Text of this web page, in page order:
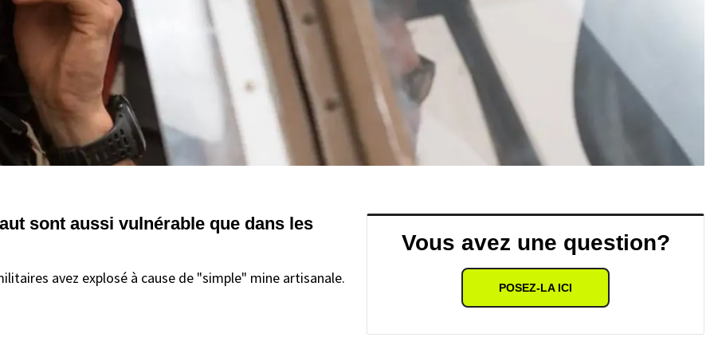
sont aussi vulnérable que dans les
avez explosé à cause de "simple" mine artisanale.
Vous avez une question?
POSEZ-LA ICI